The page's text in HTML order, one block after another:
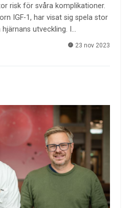
risk för svåra komplikationer.
IGF-1, har visat sig spela stor
utveckling. I…
23 nov 2023